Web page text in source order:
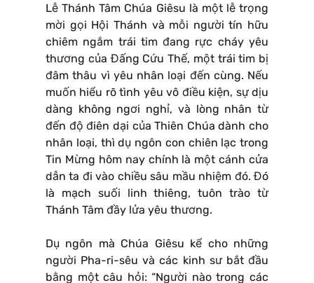
Lễ Thánh Tâm Chúa Giêsu là một lễ trọng
mời gọi Hội Thánh và mỗi người tín hữu
chiêm ngắm trái tim đang rực cháy yêu
thương của Đấng Cứu Thế, một trái tim bị
đâm thâu vì yêu nhân loại đến cùng. Nếu
muốn hiểu rõ tình yêu vô điều kiện, sự dịu
dàng không ngơi nghỉ, và lòng nhân từ
đến độ điên dại của Thiên Chúa dành cho
nhân loại, thì dụ ngôn con chiên lạc trong
Tin Mừng hôm nay chính là một cánh cửa
dẫn ta đi vào chiều sâu mầu nhiệm đó. Đó
là mạch suối linh thiêng, tuôn trào từ
Thánh Tâm đầy lửa yêu thương.
Dụ ngôn mà Chúa Giêsu kể cho những
người Pha-ri-sêu và các kinh sư bắt đầu
bằng một câu hỏi: “Người nào trong các